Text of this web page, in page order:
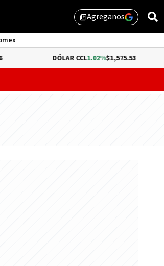
library_addAgreganos
1.02%$1,575.53
de "propiedad privada" y evitar un